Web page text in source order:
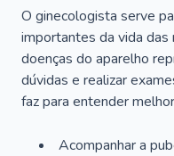
O ginecologista serve
importantes da vida das
doenças do aparelho
dúvidas e realizar
faz para entender
Acompanhar a